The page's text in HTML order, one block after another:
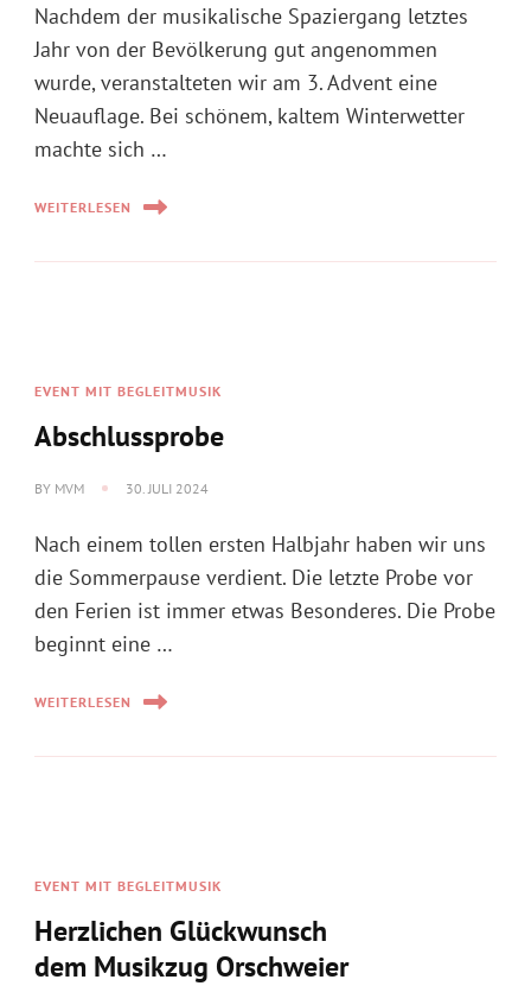
Nachdem der musikalische Spaziergang letztes
Jahr von der Bevölkerung gut angenommen
wurde, veranstalteten wir am 3. Advent eine
Neuauflage. Bei schönem, kaltem Winterwetter
machte sich …
WEITERLESEN
EVENT MIT BEGLEITMUSIK
Abschlussprobe
BY MVM 30. JULI 2024
Nach einem tollen ersten Halbjahr haben wir uns
die Sommerpause verdient. Die letzte Probe vor
den Ferien ist immer etwas Besonderes. Die Probe
beginnt eine …
WEITERLESEN
EVENT MIT BEGLEITMUSIK
Herzlichen Glückwunsch
dem Musikzug Orschweier